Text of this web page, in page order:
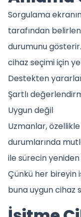
Sorgulama
tarafından
durumunu
cihaz seçimi için
Destekten
Şartlı
Uygun değil
Uzmanlar,
durumlarında
ile sürecin
Çünkü her bireyin
buna uygun cihaz